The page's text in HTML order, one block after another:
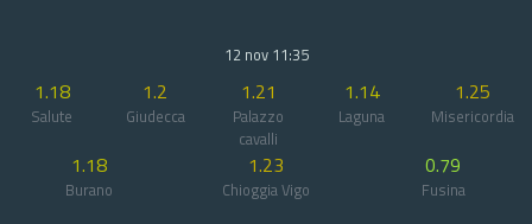
12 nov 11:35
1.18
Salute
1.2
Giudecca
1.21
Palazzo
cavalli
1.14
Laguna
1.25
Misericordia
1.18
Burano
1.23
Chioggia Vigo
0.79
Fusina